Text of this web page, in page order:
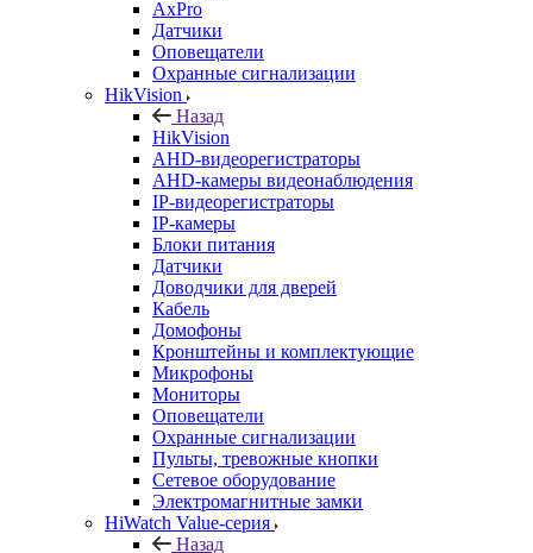
AxPro
Датчики
Оповещатели
Охранные сигнализации
HikVision
Назад
HikVision
AHD-видеорегистраторы
AHD-камеры видеонаблюдения
IP-видеорегистраторы
IP-камеры
Блоки питания
Датчики
Доводчики для дверей
Кабель
Домофоны
Кронштейны и комплектующие
Микрофоны
Мониторы
Оповещатели
Охранные сигнализации
Пульты, тревожные кнопки
Сетевое оборудование
Электромагнитные замки
HiWatch Value-серия
Назад